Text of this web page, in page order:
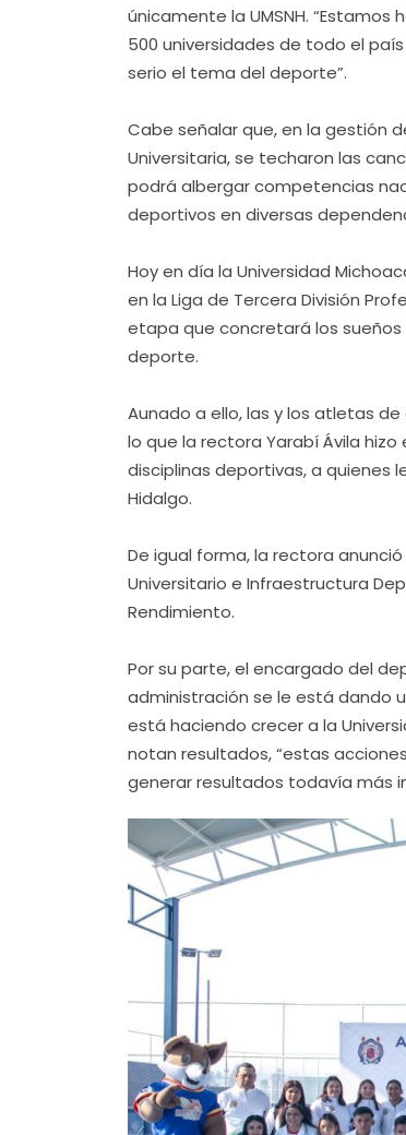
únicamente la UMSNH.
500 universidades de todo el
serio el tema del deporte”.
Cabe señalar que, en la gestión
Universitaria, se techaron las
podrá albergar competencias
deportivos en diversas
Hoy en día la Universidad
en la Liga de Tercera División
etapa que concretará los
deporte.
Aunado a ello, las y los atletas
lo que la rectora Yarabí Ávila
disciplinas deportivas, a quienes
Hidalgo.
De igual forma, la rectora
Universitario e Infraestructura
Rendimiento.
Por su parte, el encargado del
administración se le está dando
está haciendo crecer a la
notan resultados, “estas
generar resultados todavía más